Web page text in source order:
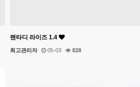
랜타디 라이즈 1.4
최고관리자 05-03 828